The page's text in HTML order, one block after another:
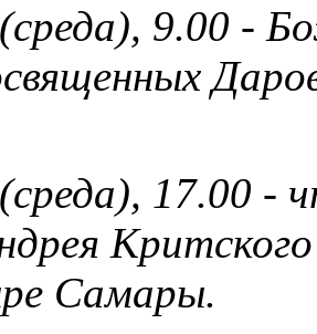
9.00 -
17.00 -
Самары.